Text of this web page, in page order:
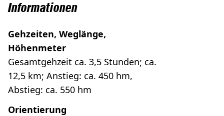
Informationen
Gehzeiten, Weglänge,
Höhenmeter
Gesamtgehzeit ca. 3,5 Stunden; ca.
12,5 km; Anstieg: ca. 450 hm,
Abstieg: ca. 550 hm
Orientierung